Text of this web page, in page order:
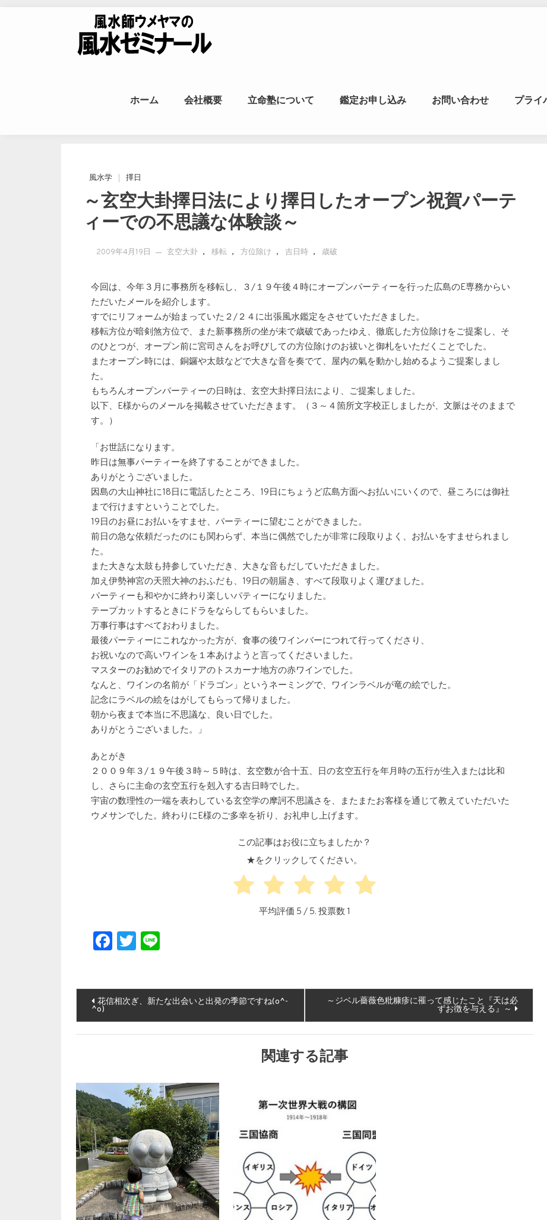
風水師ウメヤマの風水ゼミナー
ホーム 会社概要 立命塾について 鑑定お申し込み お問い合わせ プライ
風水学 擇日
～玄空大卦擇日法により擇日したオープン祝賀パーテ
ィーでの不思議な体験談～
2009年4月19日 玄空大卦 , 移転 , 方位除け , 吉日時 , 歳破
今回は、今年３月に事務所を移転し、３/１９午後４時にオープンパーティーを行った広島のE専務からい
ただいたメールを紹介します。
すでにリフォームが始まっていた２/２４に出張風水鑑定をさせていただきました。
移転方位が暗剣煞方位で、また新事務所の坐が未で歳破であったゆえ、徹底した方位除けをご提案し、そ
のひとつが、オープン前に宮司さんをお呼びしての方位除けのお祓いと御札をいただくことでした。
またオープン時には、銅鑼や太鼓などで大きな音を奏でて、屋内の氣を動かし始めるようご提案しまし
た。
もちろんオープンパーティーの日時は、玄空大卦擇日法により、ご提案しました。
以下、E様からのメールを掲載させていただきます。（３～４箇所文字校正しましたが、文脈はそのままで
す。）
「お世話になります。
昨日は無事パーティーを終了することができました。
ありがとうございました。
因島の大山神社に18日に電話したところ、19日にちょうど広島方面へお払いにいくので、昼ころには御社
まで行けますということでした。
19日のお昼にお払いをすませ、パーティーに望むことができました。
前日の急な依頼だったのにも関わらず、本当に偶然でしたが非常に段取りよく、お払いをすませられまし
た。
また大きな太鼓も持参していただき、大きな音もだしていただきました。
加え伊勢神宮の天照大神のおふだも、19日の朝届き、すべて段取りよく運びました。
パーティーも和やかに終わり楽しいパティーになりました。
テープカットするときにドラをならしてもらいました。
万事行事はすべておわりました。
最後パーティーにこれなかった方が、食事の後ワインバーにつれて行ってくださり、
お祝いなので高いワインを１本あけようと言ってくださいました。
マスターのお勧めでイタリアのトスカーナ地方の赤ワインでした。
なんと、ワインの名前が「ドラゴン」というネーミングで、ワインラベルが竜の絵でした。
記念にラベルの絵をはがしてもらって帰りました。
朝から夜まで本当に不思議な、良い日でした。
ありがとうございました。」
あとがき
２００９年３/１９午後３時～５時は、玄空数が合十五、日の玄空五行を年月時の五行が生入または比和
し、さらに主命の玄空五行を剋入する吉日時でした。
宇宙の数理性の一端を表わしている玄空学の摩訶不思議さを、またまたお客様を通じて教えていただいた
ウメサンでした。終わりにE様のご多幸を祈り、お礼申し上げます。
この記事はお役に立ちましたか？
★をクリックしてください。
平均評価 5 / 5. 投票数 1
Facebook
Twitter
Line
投稿ナビゲーション
花信相次ぎ、新たな出会いと出発の季節ですね(o^-
^o)
～ジベル薔薇色粃糠疹に罹って感じたこと『天は必
ずお徴を与える』～
関連する記事